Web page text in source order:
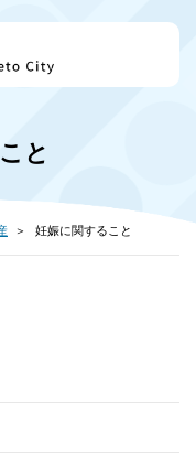
と
妊娠に関すること